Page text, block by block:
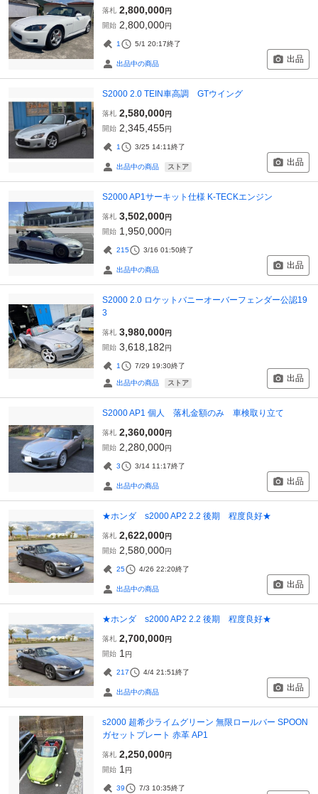
落札 2,800,000円
開始 2,800,000円
1 5/1 20:17終了
出品中の商品 出品
S2000 2.0 TEIN車高調 GTウイング
落札 2,580,000円
開始 2,345,455円
1 3/25 14:11終了
出品中の商品 ストア 出品
S2000 AP1サーキット仕様 K-TECKエンジン
落札 3,502,000円
開始 1,950,000円
215 3/16 01:50終了
出品中の商品 出品
S2000 2.0 ロケットバニーオーバーフェンダー公認19
3
落札 3,980,000円
開始 3,618,182円
1 7/29 19:30終了
出品中の商品 ストア 出品
S2000 AP1 個人 落札金額のみ 車検取り立て
落札 2,360,000円
開始 2,280,000円
3 3/14 11:17終了
出品中の商品 出品
★ホンダ s2000 AP2 2.2 後期 程度良好★
落札 2,622,000円
開始 2,580,000円
25 4/26 22:20終了
出品中の商品 出品
★ホンダ s2000 AP2 2.2 後期 程度良好★
落札 2,700,000円
開始 1 円
217 4/4 21:51終了
出品中の商品 出品
s2000 超希少ライムグリーン 無限ロールバー SPOON
ガセットプレート 赤革 AP1
落札 2,250,000円
開始 1 円
39 7/3 10:35終了